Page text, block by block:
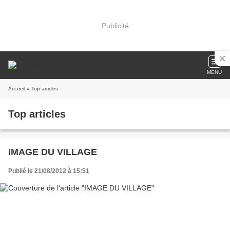
Publicité
MENU
Accueil » Top articles
Top articles
IMAGE DU VILLAGE
Publié le 21/08/2012 à 15:51